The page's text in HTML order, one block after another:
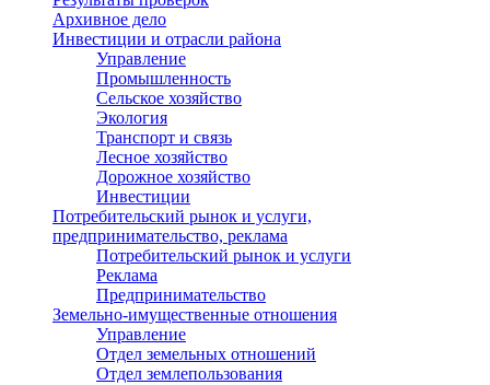
Архивное дело
Инвестиции и отрасли района
Управление
Промышленность
Сельское хозяйство
Экология
Транспорт и связь
Лесное хозяйство
Дорожное хозяйство
Инвестиции
Потребительский рынок и услуги,
предпринимательство, реклама
Потребительский рынок и услуги
Реклама
Предпринимательство
Земельно-имущественные отношения
Управление
Отдел земельных отношений
Отдел землепользования